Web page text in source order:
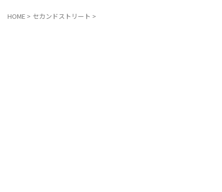
HOME > セカンドストリート >